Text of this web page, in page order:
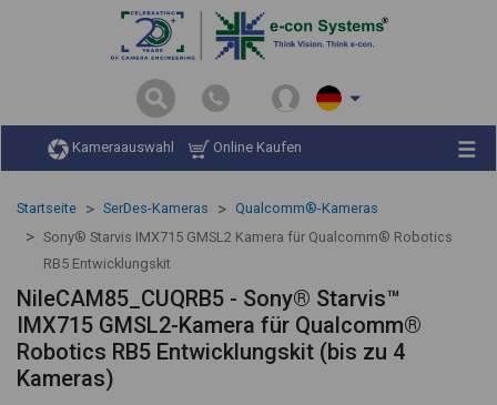
Kameraauswahl Online Kaufen
Startseite SerDes-Kameras
Qualcomm®-Kameras
Sony® Starvis IMX715 GMSL2 Kamera für Qualcomm® Robotics
RB5 Entwicklungskit
NileCAM85_CUQRB5 - Sony® Starvis™
IMX715 GMSL2-Kamera für Qualcomm®
Robotics RB5 Entwicklungskit (bis zu 4
Kameras)